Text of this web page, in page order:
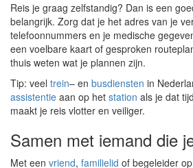
Reis je graag zelfstandig? Dan is een
belangrijk. Zorg dat je het adres van je
telefoonnummers en je medische
een voelbare kaart of gesproken
thuis weten wat je plannen zijn.
Tip: veel trein– en busdiensten in
assistentie aan op het station als je dat
maakt je reis vlotter en veiliger.
Samen met iemand die
Met een vriend, familielid of begeleider